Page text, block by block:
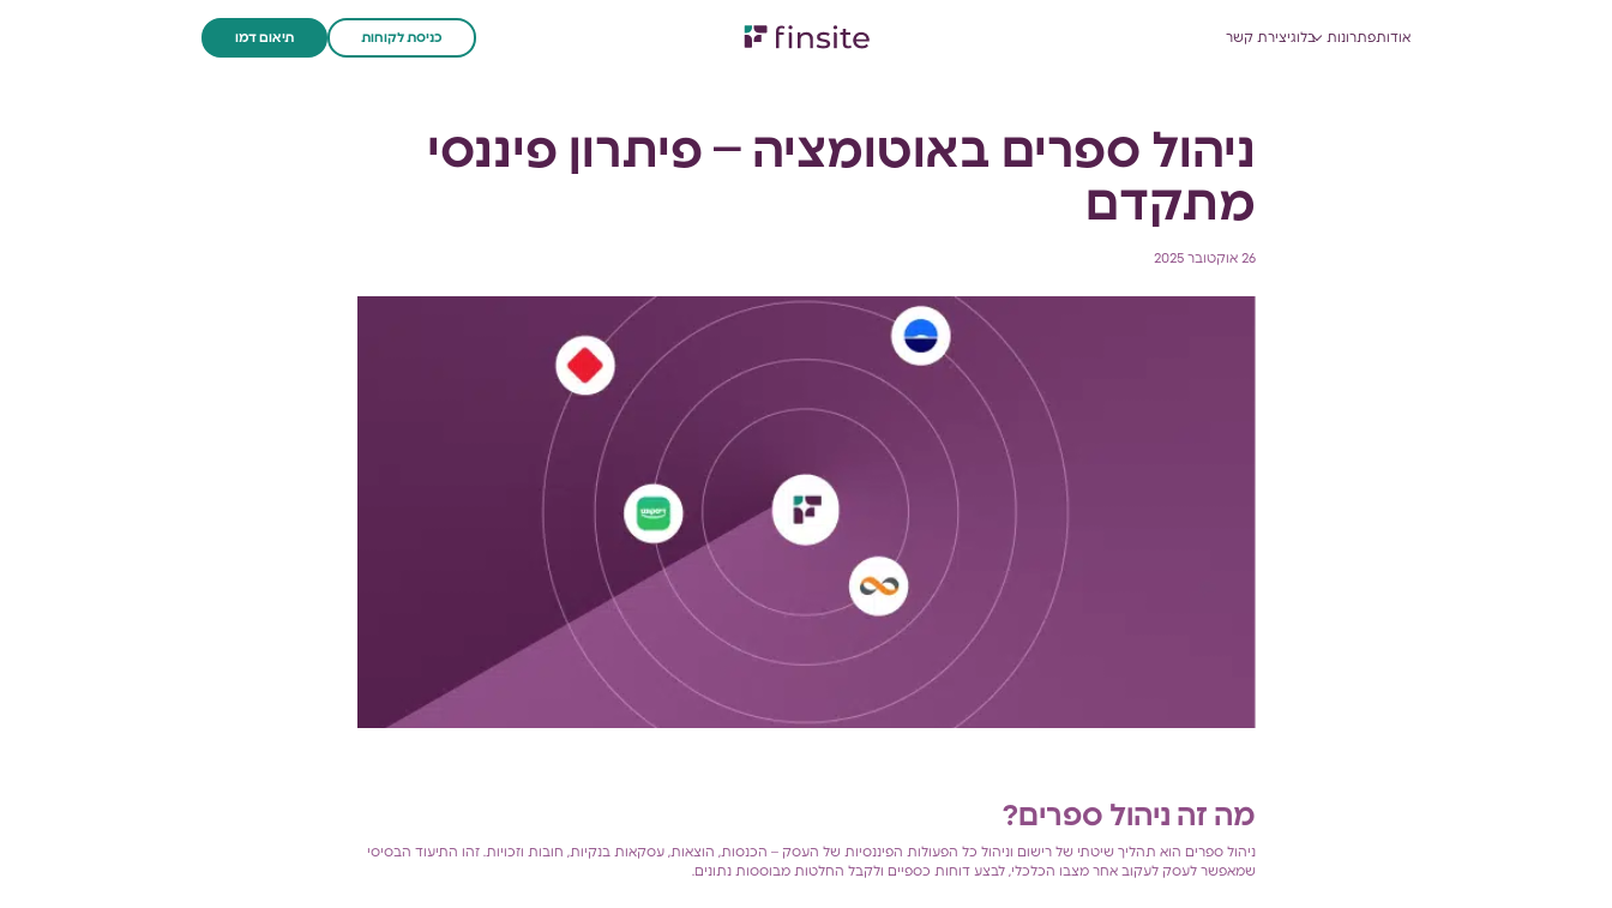
אודותפתרונות בלוגיצירת קשר כניסת לקוחות תיאום דמו
ניהול ספרים באוטומציה – פיתרון פיננסי
מתקדם
26 אוקטובר 2025
מה זה ניהול ספרים?
ניהול ספרים הוא תהליך שיטתי של רישום וניהול כל הפעולות הפיננסיות של העסק – הכנסות, הוצאות, עסקאות בנקיות, חובות וזכויות. זהו התיעוד הבסיסי
שמאפשר לעסק לעקוב אחר מצבו הכלכלי, לבצע דוחות כספיים ולקבל החלטות מבוססות נתונים.